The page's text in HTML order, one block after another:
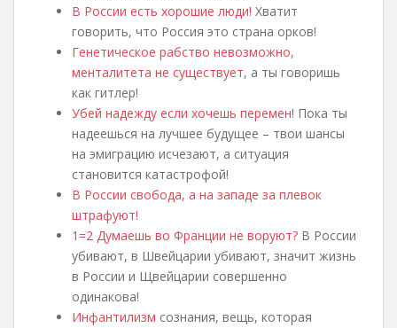
В России есть хорошие люди! Хватит
говорить, что Россия это страна орков!
Генетическое рабство невозможно,
менталитета не существует, а ты говоришь
как гитлер!
Убей надежду если хочешь перемен! Пока ты
надеешься на лучшее будущее – твои шансы
на эмиграцию исчезают, а ситуация
становится катастрофой!
В России свобода, а на западе за плевок
штрафуют!
1=2 Думаешь во Франции не воруют? В России
убивают, в Швейцарии убивают, значит жизнь
в России и Щвейцарии совершенно
одинакова!
Инфантилизм сознания, вещь, которая